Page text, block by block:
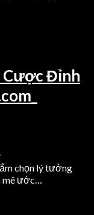
Cược Đỉnh
chọn lý tưởng
ước…